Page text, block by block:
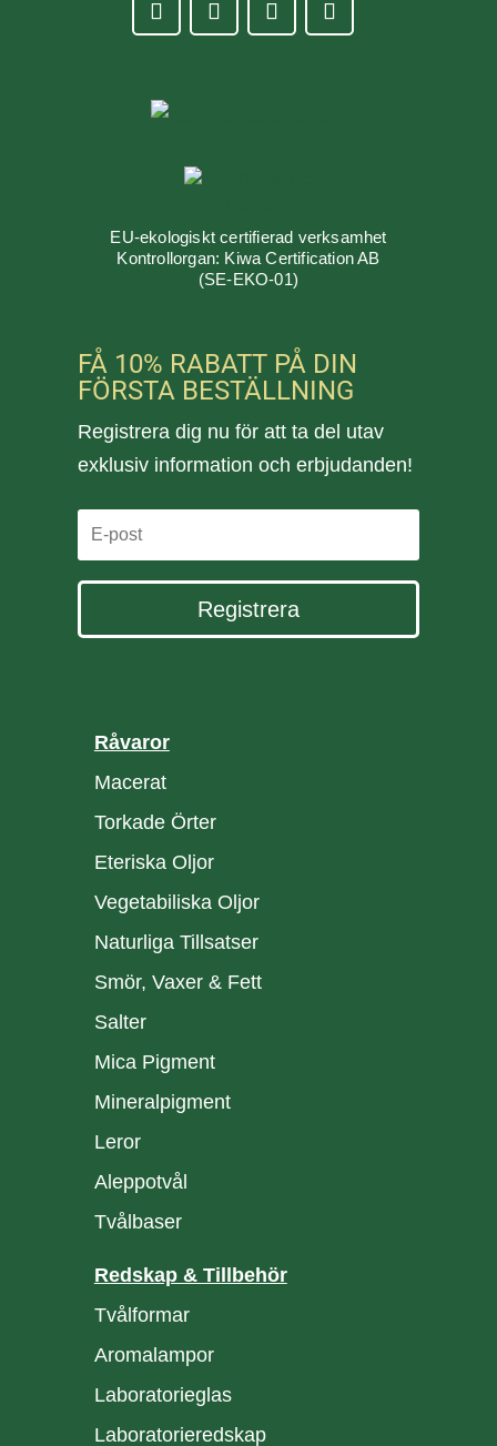
EU-ekologiskt certifierad verksamhet
Kontrollorgan: Kiwa Certification AB
(SE-EKO-01)
FÅ 10% RABATT PÅ DIN
FÖRSTA BESTÄLLNING
Registrera dig nu för att ta del utav
exklusiv information och erbjudanden!
Registrera
Råvaror
Macerat
Torkade Örter
Eteriska Oljor
Vegetabiliska Oljor
Naturliga Tillsatser
Smör, Vaxer & Fett
Salter
Mica Pigment
Mineralpigment
Leror
Aleppotvål
Tvålbaser
Redskap & Tillbehör
Tvålformar
Aromalampor
Laboratorieglas
Laboratorieredskap